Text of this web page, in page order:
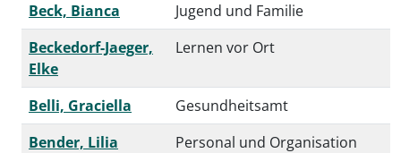
Beck, Bianca
Jugend und Familie
Beckedorf-Jaeger,
Elke
Lernen vor Ort
Belli, Graciella
Gesundheitsamt
Bender, Lilia
Personal und Organisation